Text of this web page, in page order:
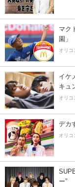
マク
園」
オリコ
イケ
キュ
オリコ
デカ
オリコ
ー”